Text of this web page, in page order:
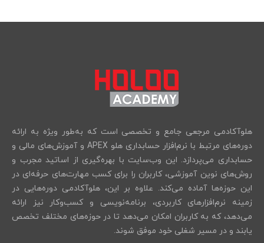
هلوآکادمی مرجعی جامع و تخصصی است که به‌طور ویژه به ارائه
دوره‌های مرتبط با نرم‌افزار حسابداری هلو APEX و آموزش‌های مالی و
حسابداری می‌پردازد. این وب‌سایت با بهره‌گیری از اساتید مجرب و
روش‌های نوین آموزشی، کاربران را برای کسب مهارت‌های حرفه‌ای در
این حوزه‌ها آماده می‌کند. علاوه بر این، هلوآکادمی دوره‌هایی در
زمینه نرم‌افزارهای کاربردی، برنامه‌نویسی و کسب‌وکار نیز ارائه
می‌دهد، که به کاربران امکان می‌دهد تا در حوزه‌های مختلف تخصص
یابند و در مسیر شغلی خود موفق شوند.